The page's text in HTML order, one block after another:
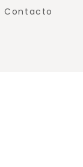
Contacto